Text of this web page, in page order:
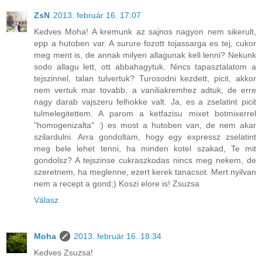
ZsN 2013. február 16. 17:07
Kedves Moha! A kremunk az sajnos nagyon nem sikerult,
epp a hutoben var. A surure fozott tojassarga es tej, cukor
meg ment is, de annak milyen allagunak kell lenni? Nekunk
sodo allagu lett, ott abbahagytuk. Nincs tapasztalatom a
tejszinnel, talan tulvertuk? Turosodni kezdett, picit, akkor
nem vertuk mar tovabb, a vaniliakremhez adtuk, de erre
nagy darab vajszeru felhokke valt. Ja, es a zselatint picit
tulmelegitettem. A parom a ketfazisu mixet botmixerrel
"homogenizalta" :) es most a hutoben van, de nem akar
szilardulni. Arra gondoltam, hogy egy expressz zselatint
meg bele lehet tenni, ha minden kotel szakad, Te mit
gondolsz? A tejszinse cukraszkodas nincs meg nekem, de
szeretnem, ha meglenne, ezert kerek tanacsot. Mert nyilvan
nem a recept a gond;) Koszi elore is! Zsuzsa
Válasz
Moha
2013. február 16. 18:34
Kedves Zsuzsa!